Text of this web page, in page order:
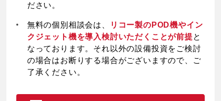
ださい。
無料の個別相談会は、
リコー製のPOD機やイン
クジェット機を導入検討いただくことが前提と
なっております。それ以外の設備投資をご検討
の場合はお断りする場合がございますので、ご
了承ください。